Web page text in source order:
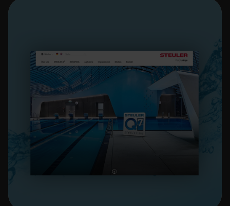
Beeindruckende Schwimmbäder mit
System
STEULER Pool Linings
Mehr erfahren